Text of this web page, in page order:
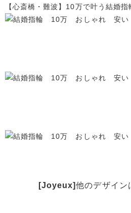
【心斎橋・難波】10万で叶う結婚指
[Joyeux]他のデザイン